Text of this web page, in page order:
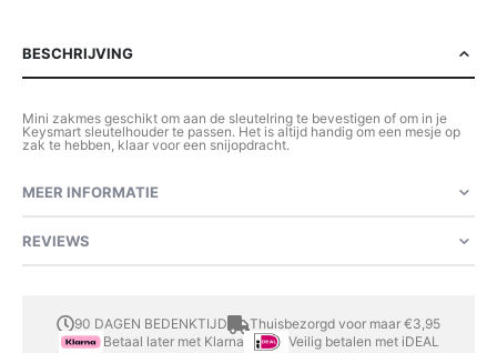
BESCHRIJVING
Mini zakmes geschikt om aan de sleutelring te bevestigen of om in je
Keysmart sleutelhouder te passen. Het is altijd handig om een ​​mesje op
zak te hebben, klaar voor een snijopdracht.
MEER INFORMATIE
REVIEWS
90 DAGEN BEDENKTIJD
Thuisbezorgd voor maar €3,95
Betaal later met Klarna
Veilig betalen met iDEAL